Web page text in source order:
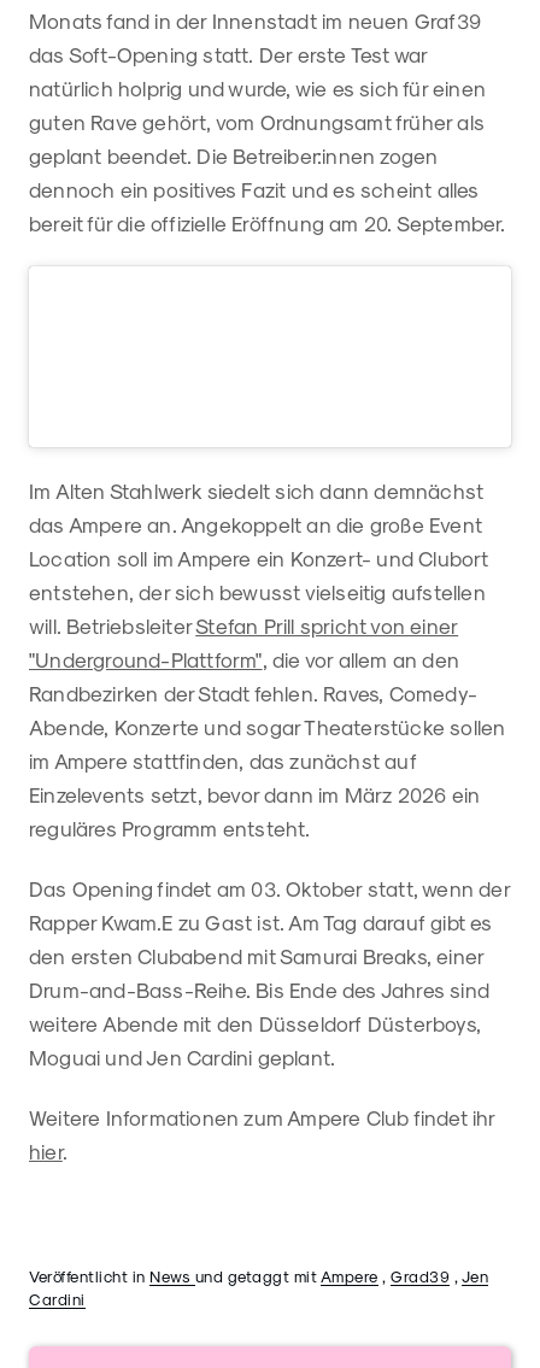
Monats fand in der Innenstadt im neuen Graf39
das Soft-Opening statt. Der erste Test war
natürlich holprig und wurde, wie es sich für einen
guten Rave gehört, vom Ordnungsamt früher als
geplant beendet. Die Betreiber:innen zogen
dennoch ein positives Fazit und es scheint alles
bereit für die offizielle Eröffnung am 20. September.
Im Alten Stahlwerk siedelt sich dann demnächst
das Ampere an. Angekoppelt an die große Event
Location soll im Ampere ein Konzert- und Clubort
entstehen, der sich bewusst vielseitig aufstellen
will. BetriebsleiterStefan Prill spricht von einer
"Underground-Plattform" , die vor allem an den
Randbezirken der Stadt fehlen. Raves, Comedy-
Abende, Konzerte und sogar Theaterstücke sollen
im Ampere stattfinden, das zunächst auf
Einzelevents setzt, bevor dann im März 2026 ein
reguläres Programm entsteht.
Das Opening findet am 03. Oktober statt, wenn der
Rapper Kwam.E zu Gast ist. Am Tag darauf gibt es
den ersten Clubabend mit Samurai Breaks, einer
Drum-and-Bass-Reihe. Bis Ende des Jahres sind
weitere Abende mit den Düsseldorf Düsterboys,
Moguai und Jen Cardini geplant.
Weitere Informationen zum Ampere Club findet ihr
hier.
Veröffentlicht in News und getaggt mit Ampere Grad39
Jen
Cardini